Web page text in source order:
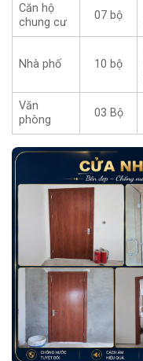
Căn hộ
chung cư
07 bộ
Nhà phố 10 bộ
Văn
phòng
03 Bộ